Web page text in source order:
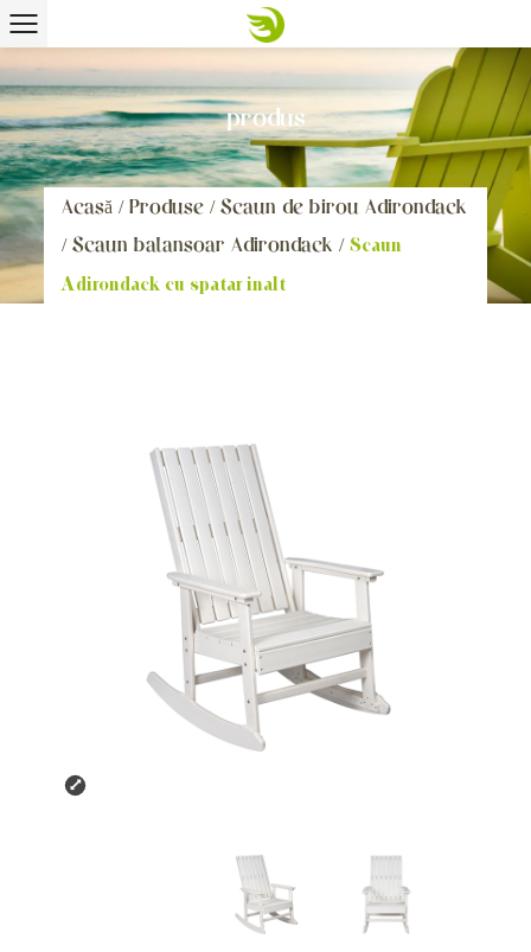
produs
Acasă /Produse /Scaun de birou Adirondack
/Scaun balansoar Adirondack /Scaun
Adirondack cu spatar inalt